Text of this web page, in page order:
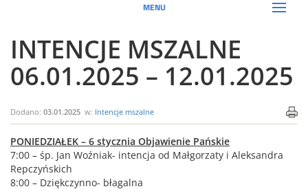
MENU
INTENCJE MSZALNE
06.01.2025 – 12.01.2025
Dodano: 03.01.2025 w: Intencje mszalne
PONIEDZIAŁEK – 6 stycznia Objawienie Pańskie
7:00 – śp. Jan Woźniak- intencja od Małgorzaty i Aleksandra
Repczyńskich
8:00 – Dziękczynno- błagalna